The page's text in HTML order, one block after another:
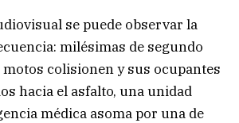
se puede observar la
milésimas de segundo
motos colisionen y sus ocupantes
hacia el asfalto, una unidad
médica asoma por una de